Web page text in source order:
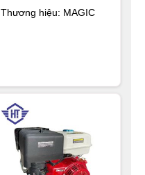
Thương hiệu: MAGIC